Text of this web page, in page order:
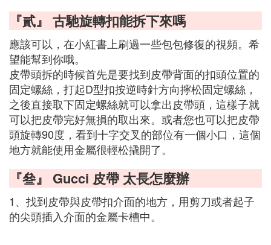
『貳』 古馳旋轉扣能拆下來嗎
應該可以，在小紅書上刷過一些包包修復的視頻。希
望能幫到你哦。
皮帶頭拆的時候首先是要找到皮帶背面的扣頭位置的
固定螺絲，打起D型扣按逆時針方向擰松固定螺絲，
之後直接取下固定螺絲就可以拿出皮帶頭，這樣子就
可以把皮帶完好無損的取出來。或者您也可以把皮帶
頭旋轉90度，看到十字交叉的部位有一個小口，這個
地方就能使用金屬很輕松撬開了。
『叄』 Gucci 皮帶 太長怎麼辦
1、找到皮帶與皮帶扣介面的地方，用剪刀或者起子
的尖頭插入介面的金屬卡槽中。